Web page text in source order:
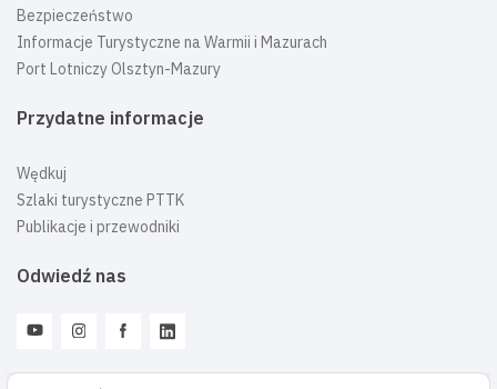
Bezpieczeństwo
Informacje Turystyczne na Warmii i Mazurach
Port Lotniczy Olsztyn-Mazury
Przydatne informacje
Wędkuj
Szlaki turystyczne PTTK
Publikacje i przewodniki
Odwiedź nas